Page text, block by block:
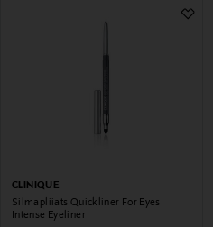
CLINIQUE
Silmapliiats Quickliner For Eyes
Intense Eyeliner